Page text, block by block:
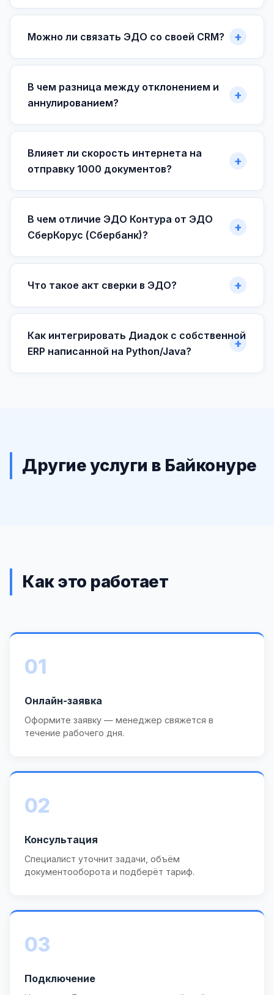
Можно ли связать ЭДО со своей CRM?
В чем разница между отклонением и
аннулированием?
Влияет ли скорость интернета на
отправку 1000 документов?
В чем отличие ЭДО Контура от ЭДО
СберКорус (Сбербанк)?
Что такое акт сверки в ЭДО?
Как интегрировать Диадок с собственной
ERP написанной на Python/Java?
Другие услуги в Байконуре
Как это работает
01
Онлайн-заявка
Оформите заявку — менеджер свяжется в
течение рабочего дня.
02
Консультация
Специалист уточнит задачи, объём
документооборота и подберёт тариф.
03
Подключение